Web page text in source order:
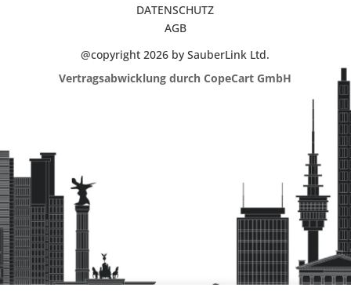
DATENSCHUTZ
AGB
@copyright 2026 by SauberLink Ltd.
Vertragsabwicklung durch CopeCart GmbH